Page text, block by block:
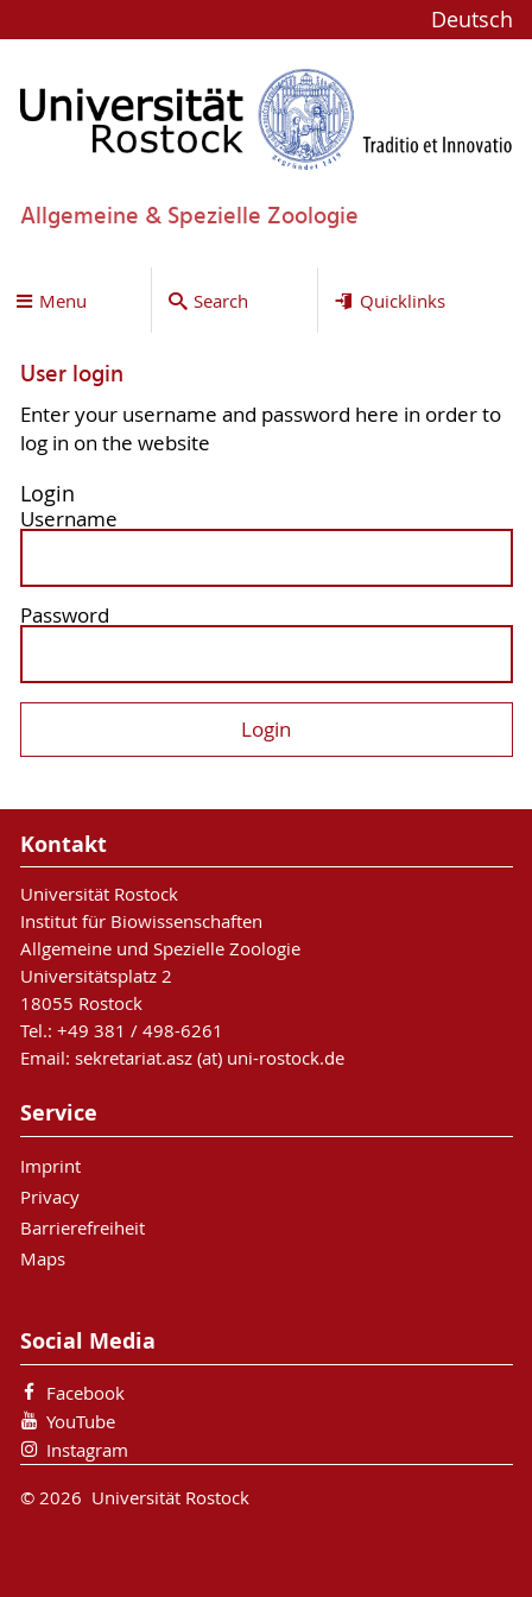
Deutsch
Allgemeine & Spezielle Zoologie
Menu Search Quicklinks
User login
Enter your username and password here in order to
log in on the website
Login
Username
Password
Kontakt
Universität Rostock
Institut für Biowissenschaften
Allgemeine und Spezielle Zoologie
Universitätsplatz 2
18055 Rostock
Tel.: +49 381 / 498-6261
Email: sekretariat.asz (at) uni-rostock.de
Service
Imprint
Privacy
Barrierefreiheit
Maps
Social Media
Facebook
YouTube
Instagram
© 2026 Universität Rostock